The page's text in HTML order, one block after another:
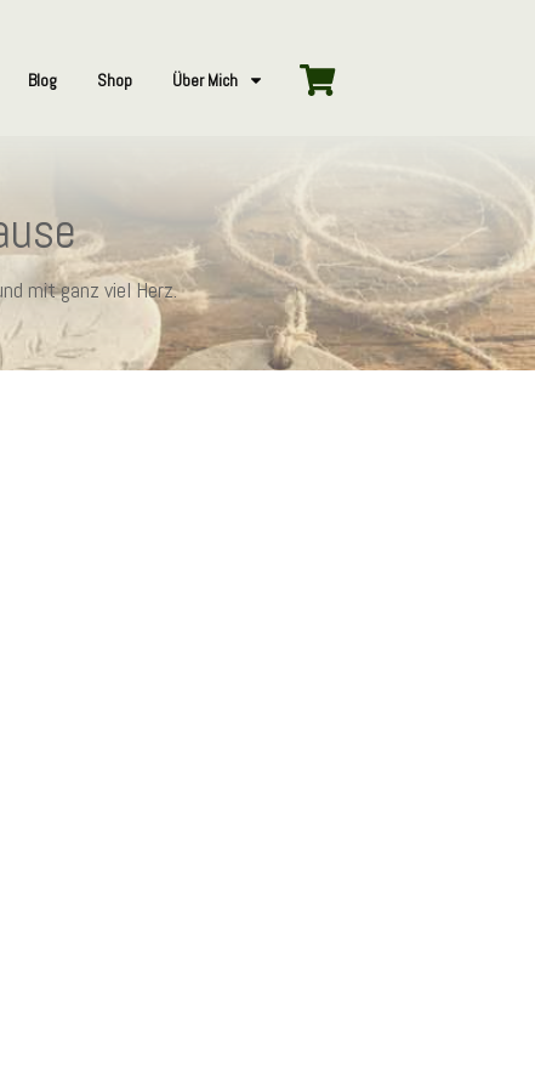
Blog Shop Über Mich
mit ganz viel Herz.